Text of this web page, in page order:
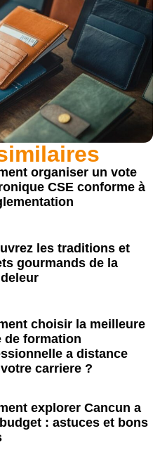
organiser un vote
CSE conforme à
les traditions et
gourmands de la
choisir la meilleure
de formation
a distance
carriere ?
explorer Cancun a
: astuces et bons